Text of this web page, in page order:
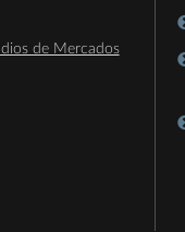
de Mercados